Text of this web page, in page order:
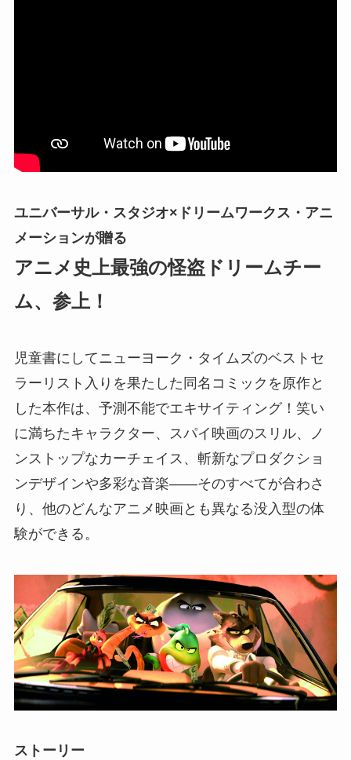
ユニバーサル・スタジオ×ドリームワークス・アニ
メーションが贈る
アニメ史上最強の怪盗ドリームチー
ム、参上！
児童書にしてニューヨーク・タイムズのベストセ
ラーリスト入りを果たした同名コミックを原作と
した本作は、予測不能でエキサイティング！笑い
に満ちたキャラクター、スパイ映画のスリル、ノ
ンストップなカーチェイス、斬新なプロダクショ
ンデザインや多彩な音楽――そのすべてが合わさ
り、他のどんなアニメ映画とも異なる没入型の体
験ができる。
ストーリー